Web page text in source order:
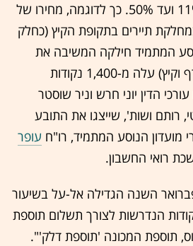
בונוס בשיעור של בין 11% ועד 50%. כך לדוגמה, מחירו של
תיירים בתקופת הקיץ (כחלק
המתמיד חילקה המשיבה את
השנה לשתי עונות: חורף וקיץ) עלה מ-1,400 נקודות
עורכי הדין יוני חרש וניר שוסטר
רותם ושות', שייצגו את התובע
מועדון הנוסע המתמיד, רו"ח עופר
רואי החשבון.
השנה הגדילה אל-על בשיעור
הנקודות הנדרשות לצורך תשלום תוספת
תוספת המכונה 'תוספת דלק'".